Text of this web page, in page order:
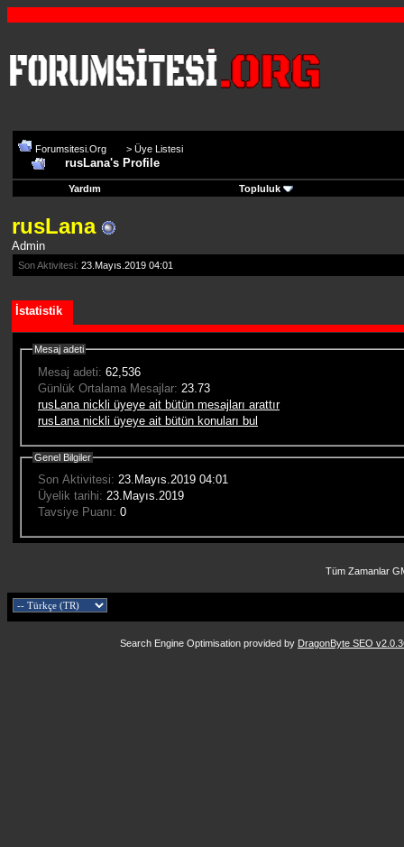
Forumsitesi.Org > Üye Listesi
rusLana's Profile
Yardım Topluluk
rusLana
Admin
Son Aktivitesi: 23.Mayıs.2019 04:01
İstatistik
Mesaj adeti
Mesaj adeti: 62,536
Günlük Ortalama Mesajlar: 23.73
rusLana nickli üyeye ait bütün mesajları arattır
rusLana nickli üyeye ait bütün konuları bul
Genel Bilgiler
Son Aktivitesi: 23.Mayıs.2019 04:01
Üyelik tarihi: 23.Mayıs.2019
Tavsiye Puanı: 0
Tüm Zamanlar
Search Engine Optimisation provided by DragonByte SEO